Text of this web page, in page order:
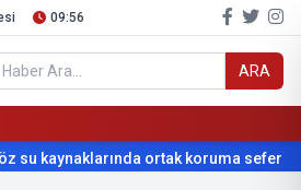
09:56
ARA
su kaynaklarında ortak koruma